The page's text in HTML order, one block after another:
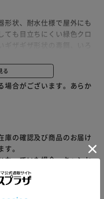
形状、耐水仕様で屋外にも
ても目立ちにくい緑色クロ
つけたアリが仲間を呼んで
中へ持ち帰り巣の中のアリ
る
合がございます。あらか
の確認及び商品のお届け
。
なっていた場合、キャンセ
たしております。
いいたします。
したオススメ商品です。